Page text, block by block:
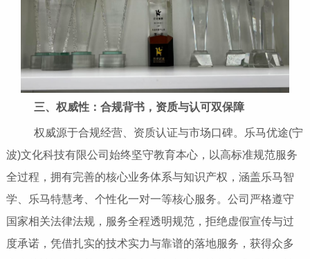
三、权威性：合规背书，资质与认可双保障
权威源于合规经营、资质认证与市场口碑。乐马优途(宁
波)文化科技有限公司始终坚守教育本心，以高标准规范服务
全过程，拥有完善的核心业务体系与知识产权，涵盖乐马智
学、乐马特慧考、个性化一对一等核心服务。公司严格遵守
国家相关法律法规，服务全程透明规范，拒绝虚假宣传与过
度承诺，凭借扎实的技术实力与靠谱的落地服务，获得众多